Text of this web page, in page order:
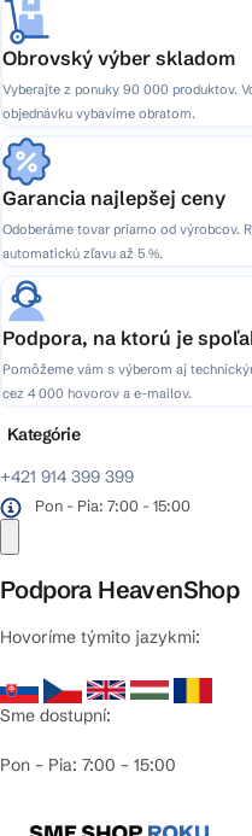
Obrovský výber skladom
Vyberajte z ponuky 90 000 produktov.
objednávku vybavíme obratom.
Garancia najlepšej ceny
Odoberáme tovar priamo od výrobcov.
automatickú zľavu až 5 %.
Podpora, na ktorú je
Pomôžeme vám s výberom aj
cez 4 000 hovorov a e-mailov.
+421 914 399 399
Pon - Pia: 7:00 - 15:00
Podpora HeavenShop
Hovoríme týmito jazykmi:
Sme dostupní:
Pon – Pia: 7:00 – 15:00
Kategórie